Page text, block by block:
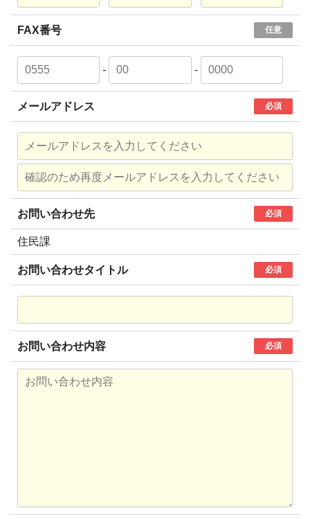
FAX番号 任意
- -
メールアドレス 必須
お問い合わせ先 必須
住民課
お問い合わせタイトル 必須
お問い合わせ内容 必須